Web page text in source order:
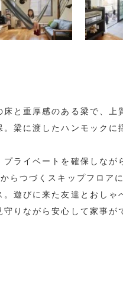
と重厚感のある梁で、上
梁に渡したハンモック
ライベートを確保しなが
らつづくスキップフロア
遊びに来た友達とおし
りながら安心して家事が